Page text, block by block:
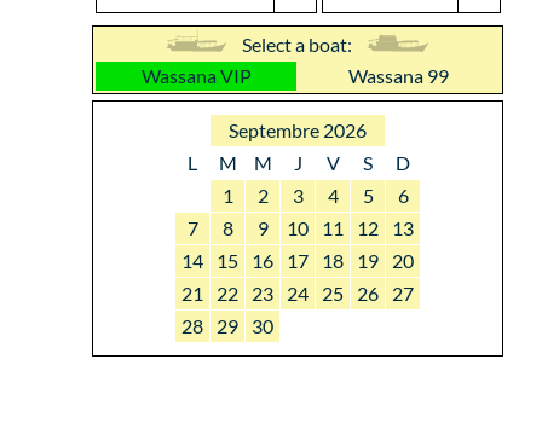
Select a boat:
Wassana VIP
Wassana 99
Septembre 2026
L
M M J V S
D
1
2 3 4 5
6
7
8 9 10 11 12
13
14
15 16 17 18 19
20
21
22 23 24 25 26
27
28
29 30